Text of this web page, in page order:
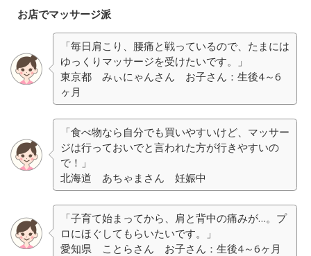
お店でマッサージ派
「毎日肩こり、腰痛と戦っているので、たまには
ゆっくりマッサージを受けたいです。」
東京都 みぃにゃんさん お子さん：生後4～6
ヶ月
「食べ物なら自分でも買いやすいけど、マッサー
ジは行っておいでと言われた方が行きやすいの
で！」
北海道 あちゃまさん 妊娠中
「子育て始まってから、肩と背中の痛みが…。プ
ロにほぐしてもらいたいです。」
愛知県 ことらさん お子さん：生後4～6ヶ月